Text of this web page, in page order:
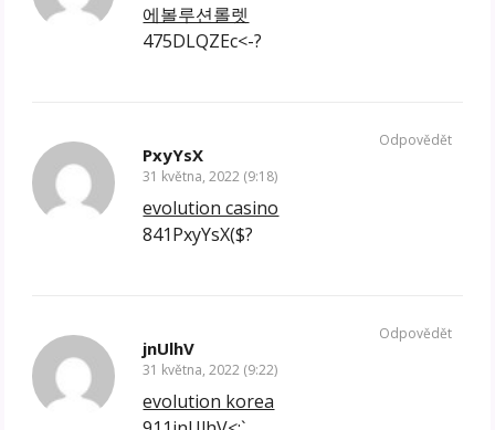
에볼루션롤렛
475DLQZEc<-?
PxyYsX
31 května, 2022 (9:18)
evolution casino
841PxyYsX($?
Odpovědět
jnUlhV
31 května, 2022 (9:22)
evolution korea
Odpovědět